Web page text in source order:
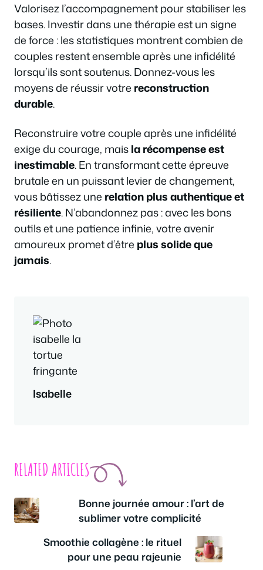
Valorisez l’accompagnement pour stabiliser les
bases. Investir dans une thérapie est un signe
de force : les statistiques montrent combien de
couples restent ensemble après une infidélité
lorsqu’ils sont soutenus. Donnez-vous les
moyens de réussir votre reconstruction
durable.
Reconstruire votre couple après une infidélité
exige du courage, maisla récompense est
inestimable. En transformant cette épreuve
brutale en un puissant levier de changement,
vous bâtissez une relation plus authentique et
résiliente. N’abandonnez pas : avec les bons
outils et une patience infinie, votre avenir
amoureux promet d’être plus solide que
jamais.
Isabelle
RELATED ARTICLES
Bonne journée amour : l’art de
sublimer votre complicité
Smoothie collagène : le rituel
pour une peau rajeunie